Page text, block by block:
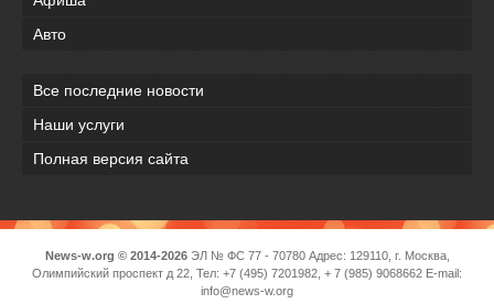
Авто
Все последние новости
Наши услуги
Полная версия сайта
News-w.org © 2014-2026ЭЛ № ФС 77 - 70780 Адрес: 129110, г. Москва,
Олимпийский проспект д 22, Тел: +7 (495) 7201982, + 7 (985) 9068662 E-mail:
info@news-w.org